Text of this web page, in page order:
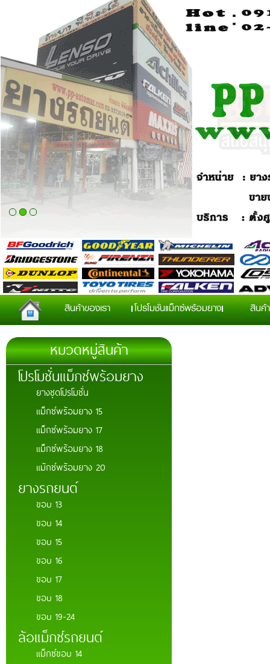
สินค้าของเรา โปรโมชั่นแม็กซ์พร้อมยาง สินค้
หมวดหมู่สินค้า
โปรโมชั่นแม็กซ์พร้อมยาง
ยางชุดโปรโมชั่น
แม็กซ์พร้อมยาง 15
แม็กซ์พร้อมยาง 17
แม็กซ์พร้อมยาง 18
แม้กซ์พร้อมยาง 20
ยางรถยนต์
ขอบ 13
ขอบ 14
ขอบ 15
ขอบ 16
ขอบ 17
ขอบ 18
ขอบ 19-24
ล้อแม็กซ์รถยนต์
แม็กซ์ขอบ 14